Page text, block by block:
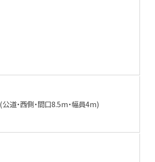
道・西側・間口8.5m・幅員4m)